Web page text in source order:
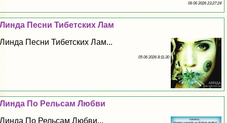
06 06 2026 23:27:24
Линда Песни Тибетских Лам
Линда Песни Тибетских Лам...
05 06 2026 8:11:30
Линда По Рельсам Любви
Линда По Рельсам Любви...